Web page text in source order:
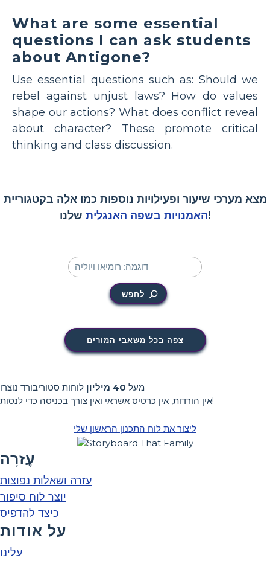
What are some essential
questions I can ask students
about Antigone?
Use essential questions such as: Should we
rebel against unjust laws? How do values
shape our actions? What does conflict reveal
about character? These promote critical
thinking and class discussion.
מצא מערכי שיעור ופעילויות נוספות כמו אלה בקטגוריית
האמנויות בשפה האנגליתשלנו!
לחפש
צפה בכל משאבי המורים
מעל 40 מיליון
לוחות סטוריבורד נוצרו
אין הורדות, אין כרטיס אשראי ואין צורך בכניסה כדי לנסות!
ליצור את לוח התכנון הראשון שלי
עֶזרָה
עזרה ושאלות נפוצות
יוצר לוח סיפור
כיצד להדפיס
על אודות
עלינו